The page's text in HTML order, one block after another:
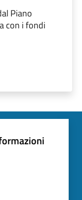
Piano
con i fondi